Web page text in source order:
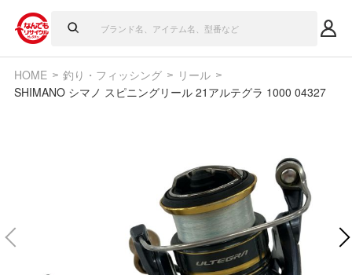
HOME 釣り・フィッシング
リール
SHIMANO シマノ スピニングリール 21アルテグラ 1000 04327